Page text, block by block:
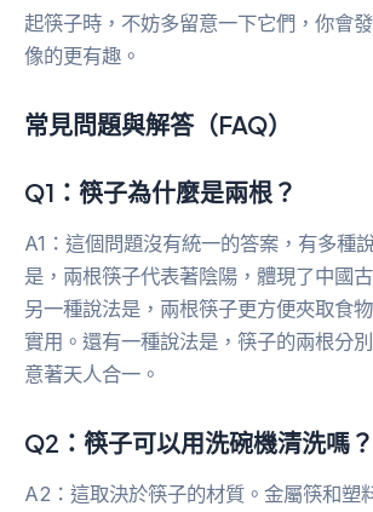
起筷子時，不妨多留意一下它們，你會
像的更有趣。
常見問題與解答（FAQ）
Q1：筷子為什麼是兩根？
A1：這個問題沒有統一的答案，有多種
是，兩根筷子代表著陰陽，體現了中國
另一種說法是，兩根筷子更方便夾取食
實用。還有一種說法是，筷子的兩根分
意著天人合一。
Q2：筷子可以用洗碗機清洗嗎？
A2：這取決於筷子的材質。金屬筷和塑